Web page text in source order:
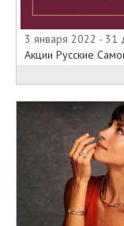
3 января 2022 - 31
Акции Русские